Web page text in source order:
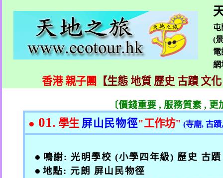
屯
(
電
香港 親子團 【生態 地質 歷史 古蹟 文
〔價錢重要, 服務質素, 更
● 01. 學生 屏山民物徑"工作坊" (寺廟,古蹟
● 鳴謝: 光明學校(小學四年級) 歷史 古
● 地點: 元朗 屏山民物徑